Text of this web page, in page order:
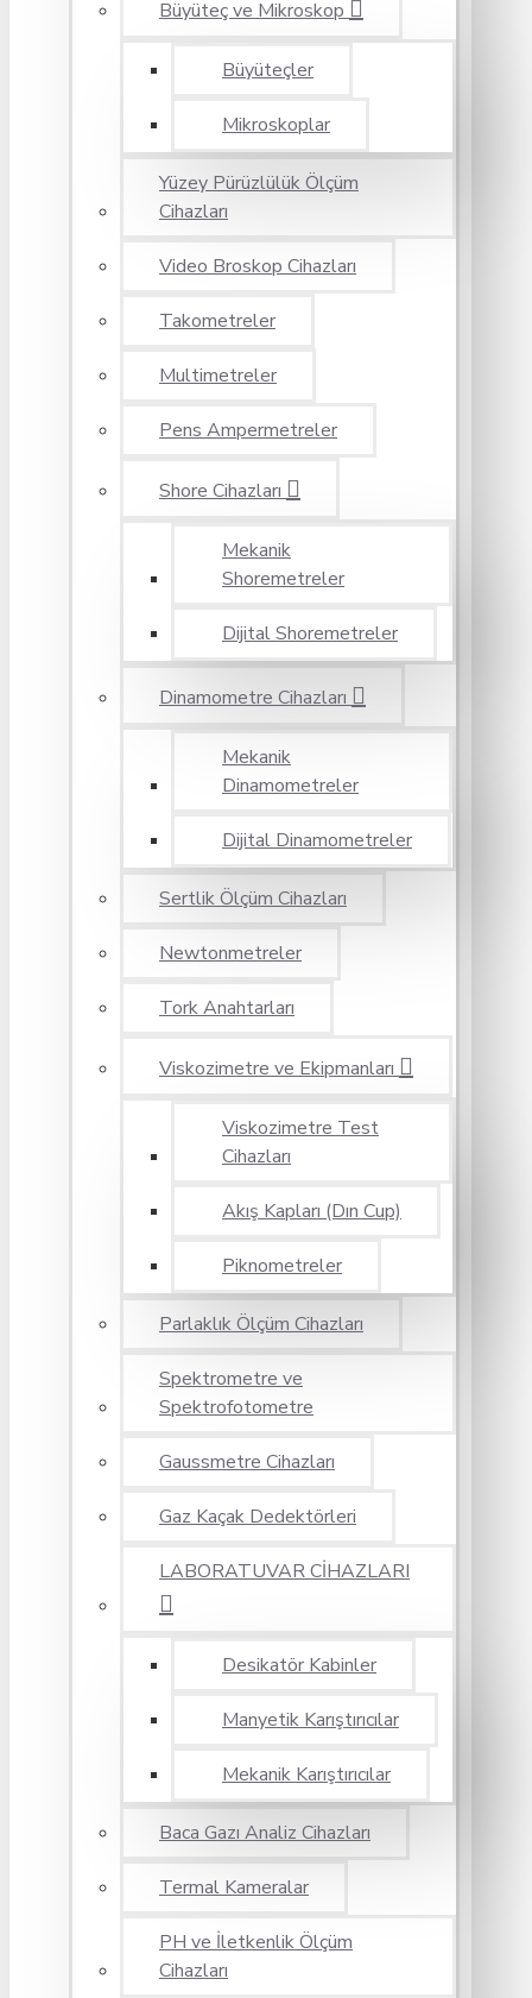
Büyüteç ve Mikroskop
Büyüteçler
Mikroskoplar
Yüzey Pürüzlülük Ölçüm
Cihazları
Video Broskop Cihazları
Takometreler
Multimetreler
Pens Ampermetreler
Shore Cihazları
Mekanik
Shoremetreler
Dijital Shoremetreler
Dinamometre Cihazları
Mekanik
Dinamometreler
Dijital Dinamometreler
Sertlik Ölçüm Cihazları
Newtonmetreler
Tork Anahtarları
Viskozimetre ve Ekipmanları
Viskozimetre Test
Cihazları
Akış Kapları (Dın Cup)
Piknometreler
Parlaklık Ölçüm Cihazları
Spektrometre ve
Spektrofotometre
Gaussmetre Cihazları
Gaz Kaçak Dedektörleri
LABORATUVAR CİHAZLARI
Desikatör Kabinler
Manyetik Karıştırıcılar
Mekanik Karıştırıcılar
Baca Gazı Analiz Cihazları
Termal Kameralar
PH ve İletkenlik Ölçüm
Cihazları